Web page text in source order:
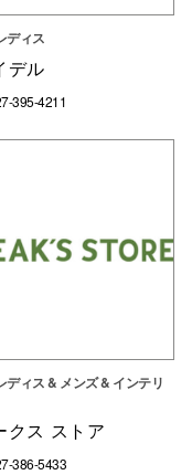
ディス
デル
395-4211
ディス & メンズ & インテリ
クス ストア
386-5433